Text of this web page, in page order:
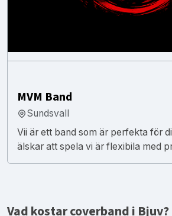
MVM Band
Sundsvall
Vii är ett band som är perfekta för
älskar att spela vi är flexibila med
Vad kostar coverband i Bjuv?